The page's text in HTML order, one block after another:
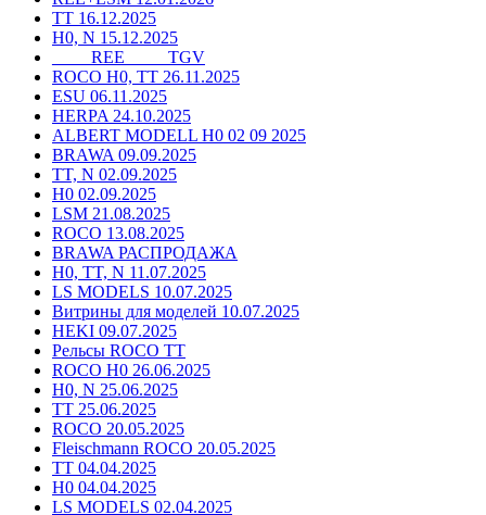
TT 16.12.2025
H0, N 15.12.2025
____ REE ____ TGV
ROCO H0, TT 26.11.2025
ESU 06.11.2025
HERPA 24.10.2025
ALBERT MODELL H0 02 09 2025
BRAWA 09.09.2025
TT, N 02.09.2025
H0 02.09.2025
LSM 21.08.2025
ROCO 13.08.2025
BRAWA РАСПРОДАЖА
H0, TT, N 11.07.2025
LS MODELS 10.07.2025
Витрины для моделей 10.07.2025
HEKI 09.07.2025
Рельсы ROCO TT
ROCO H0 26.06.2025
H0, N 25.06.2025
TT 25.06.2025
ROCO 20.05.2025
Fleischmann ROCO 20.05.2025
TT 04.04.2025
H0 04.04.2025
LS MODELS 02.04.2025